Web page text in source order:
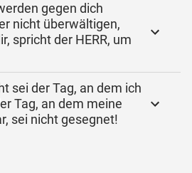
gegen dich
nicht überwältigen,
spricht der HERR, um
sei der Tag, an dem ich
Tag, an dem meine
sei nicht gesegnet!